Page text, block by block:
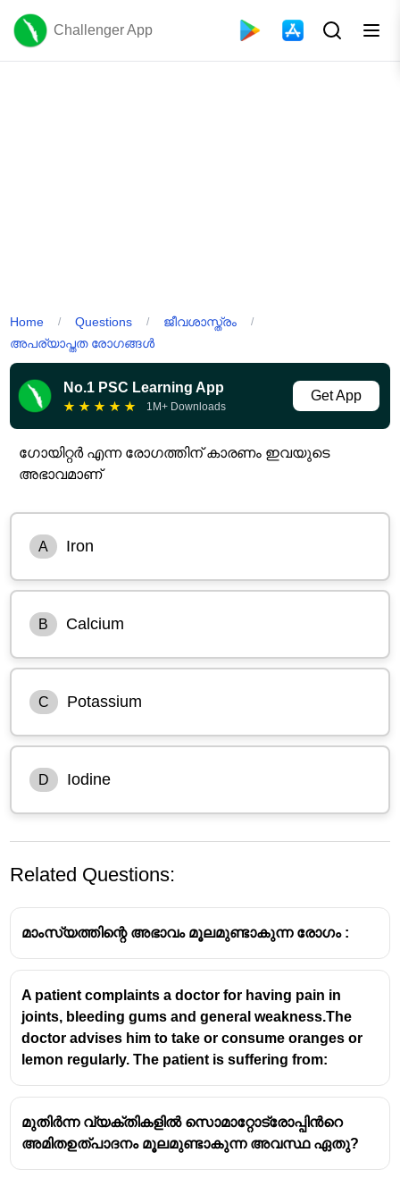
Challenger App
Home / Questions / ജീവശാസ്ത്രം /
അപര്യാപ്തത രോഗങ്ങൾ
No.1 PSC Learning App
★ ★ ★ ★ ★ 1M+ Downloads
Get App
ഗോയിറ്റർ എന്ന രോഗത്തിന് കാരണം ഇവയുടെ
അഭാവമാണ്
A Iron
B Calcium
C Potassium
D Iodine
Iodine is essential for the healthy functioning of the
thyroid gland in our neck.
When iodine levels in the body decrease, the
production of thyroid hormones is disrupted, and the
gland tries to compensate by becoming larger.
This results in swelling in the neck (goiter).
Related Questions:
മാംസ്യത്തിന്റെ അഭാവം മൂലമുണ്ടാകുന്ന രോഗം :
A patient complaints a doctor for having pain in
joints, bleeding gums and general weakness.The
doctor advises him to take or consume oranges or
lemon regularly. The patient is suffering from:
മുതിർന്ന വ്യക്തികളിൽ സൊമാറ്റോട്രോപ്പിൻറെ
അമിതഉത്പാദനം മൂലമുണ്ടാകുന്ന അവസ്ഥ ഏതു?